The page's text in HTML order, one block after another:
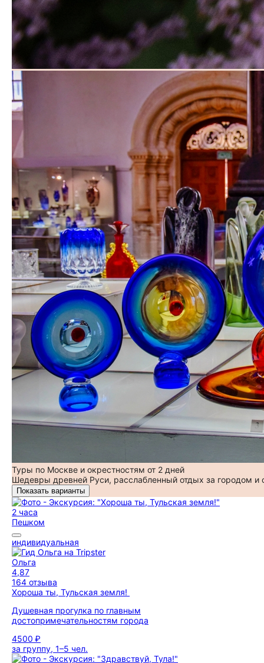
Туры по Москве и окрестностям от 2 дней
Шедевры древней Руси, расслабленный отдых за городом
Показать варианты
2 часа
Пешком
индивидуальная
Ольга
4,87
164 отзыва
Хороша ты, Тульская земля!
Душевная прогулка по главным
достопримечательностям города
4500 ₽
за группу, 1–5 чел.